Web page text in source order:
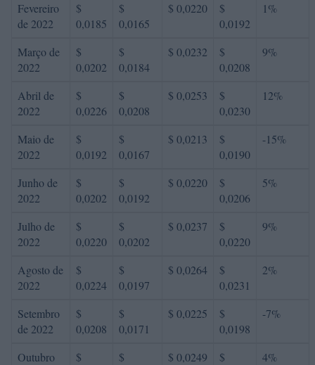
Fevereiro
de 2022
$
0,0185
$
0,0165
$ 0,0220
$
0,0192
1%
Março de
2022
$
0,0202
$
0,0184
$ 0,0232
$
0,0208
9%
Abril de
2022
$
0,0226
$
0,0208
$ 0,0253
$
0,0230
12%
Maio de
2022
$
0,0192
$
0,0167
$ 0,0213
$
0,0190
-15%
Junho de
2022
$
0,0202
$
0,0192
$ 0,0220
$
0,0206
5%
Julho de
2022
$
0,0220
$
0,0202
$ 0,0237
$
0,0220
9%
Agosto de
2022
$
0,0224
$
0,0197
$ 0,0264
$
0,0231
2%
Setembro
de 2022
$
0,0208
$
0,0171
$ 0,0225
$
0,0198
-7%
Outubro
$
$
$ 0,0249
$
4%